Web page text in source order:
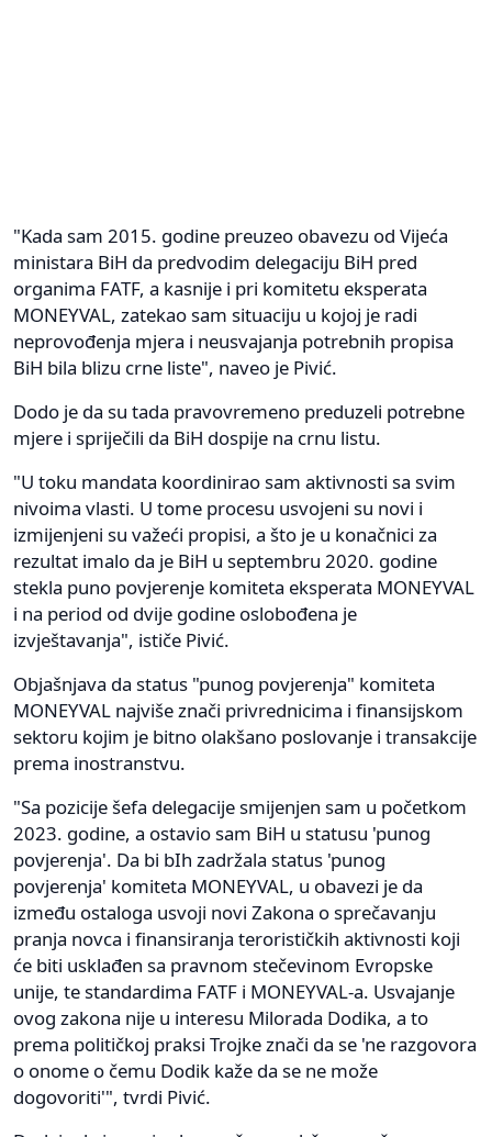
"Kada sam 2015. godine preuzeo obavezu od Vijeća
ministara BiH da predvodim delegaciju BiH pred
organima FATF, a kasnije i pri komitetu eksperata
MONEYVAL, zatekao sam situaciju u kojoj je radi
neprovođenja mjera i neusvajanja potrebnih propisa
BiH bila blizu crne liste", naveo je Pivić.
Dodo je da su tada pravovremeno preduzeli potrebne
mjere i spriječili da BiH dospije na crnu listu.
"U toku mandata koordinirao sam aktivnosti sa svim
nivoima vlasti. U tome procesu usvojeni su novi i
izmijenjeni su važeći propisi, a što je u konačnici za
rezultat imalo da je BiH u septembru 2020. godine
stekla puno povjerenje komiteta eksperata MONEYVAL
i na period od dvije godine oslobođena je
izvještavanja", ističe Pivić.
Objašnjava da status "punog povjerenja" komiteta
MONEYVAL najviše znači privrednicima i finansijskom
sektoru kojim je bitno olakšano poslovanje i transakcije
prema inostranstvu.
"Sa pozicije šefa delegacije smijenjen sam u početkom
2023. godine, a ostavio sam BiH u statusu 'punog
povjerenja'. Da bi bIh zadržala status 'punog
povjerenja' komiteta MONEYVAL, u obavezi je da
između ostaloga usvoji novi Zakona o sprečavanju
pranja novca i finansiranja terorističkih aktivnosti koji
će biti usklađen sa pravnom stečevinom Evropske
unije, te standardima FATF i MONEYVAL-a. Usvajanje
ovog zakona nije u interesu Milorada Dodika, a to
prema političkoj praksi Trojke znači da se 'ne razgovora
o onome o čemu Dodik kaže da se ne može
dogovoriti'", tvrdi Pivić.